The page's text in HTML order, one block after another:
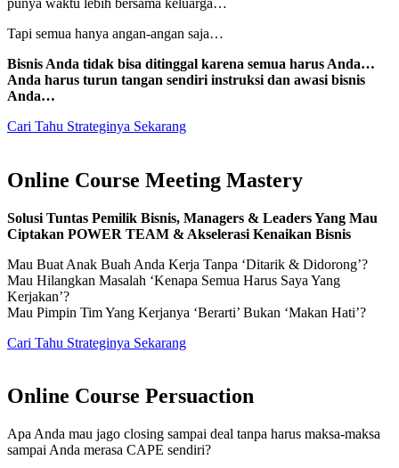
Tapi semua hanya angan-angan saja…
Bisnis Anda tidak bisa ditinggal karena semua harus Anda…
Anda harus turun tangan sendiri instruksi dan awasi bisnis
Anda…
Cari Tahu Strateginya Sekarang
Online Course Meeting Mastery
Solusi Tuntas Pemilik Bisnis, Managers & Leaders Yang Mau
Ciptakan POWER TEAM & Akselerasi Kenaikan Bisnis
Mau Buat Anak Buah Anda Kerja Tanpa ‘Ditarik & Didorong’?
Mau Hilangkan Masalah ‘Kenapa Semua Harus Saya Yang
Kerjakan’?
Mau Pimpin Tim Yang Kerjanya ‘Berarti’ Bukan ‘Makan Hati’?
Cari Tahu Strateginya Sekarang
Online Course Persuaction
Apa Anda mau jago closing sampai deal tanpa harus maksa-maksa
sampai Anda merasa CAPE sendiri?